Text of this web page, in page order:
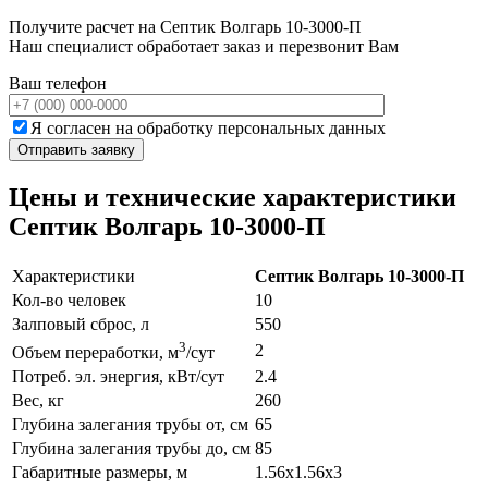
Получите расчет на Септик Волгарь 10-3000-П
Наш специалист обработает заказ и перезвонит Вам
Ваш телефон
Я согласен на обработку персональных данных
Цены и технические характеристики
Септик Волгарь 10-3000-П
Характеристики
Септик Волгарь 10-3000-П
Кол-во человек
10
Залповый сброс, л
550
Объем переработки, м3/сут
2
Потреб. эл. энергия, кВт/сут
2.4
Вес, кг
260
Глубина залегания трубы от, см 65
Глубина залегания трубы до, см 85
Габаритные размеры, м
1.56x1.56x3